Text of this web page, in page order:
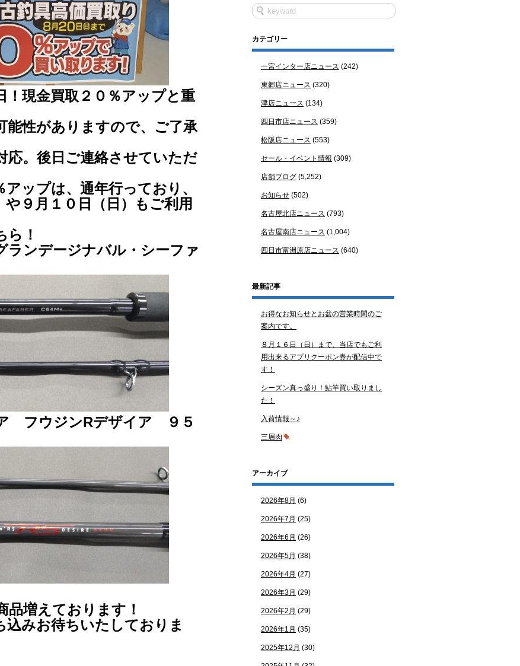
！現金買取２０％アップと重
能性がありますので、ご了承
応。後日ご連絡させていただ
ップは、通年行っており、
９月１０日（日）もご利用
ら！
ンデージナバル・シーファ
フウジンRデザイア ９５
品増えております！
込みお待ちいたしておりま
カテゴリー
一宮インター店ニュース (242)
東郷店ニュース (320)
津店ニュース (134)
四日市店ニュース (359)
松阪店ニュース (553)
セール・イベント情報 (309)
店舗ブログ (5,252)
お知らせ (502)
名古屋北店ニュース (793)
名古屋南店ニュース (1,004)
四日市富洲原店ニュース (640)
最新記事
お得なお知らせとお盆の営業時間のご
案内です。
８月１６日（日）まで、当店でもご利
用出来るアプリクーポン券が配信中で
す！
シーズン真っ盛り！鮎竿買い取りまし
た！
入荷情報～♪
三層肉
アーカイブ
2026年8月 (6)
2026年7月 (25)
2026年6月 (26)
2026年5月 (38)
2026年4月 (27)
2026年3月 (29)
2026年2月 (29)
2026年1月 (35)
2025年12月 (30)